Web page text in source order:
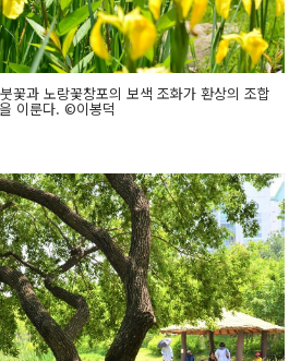
꽃과 노랑꽃창포의 보색 조화가 환상의 조합
을 이룬다. ©이봉덕